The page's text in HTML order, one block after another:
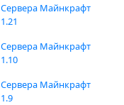
Сервера Майнкрафт
1.21
Сервера Майнкрафт
1.10
Сервера Майнкрафт
1.9